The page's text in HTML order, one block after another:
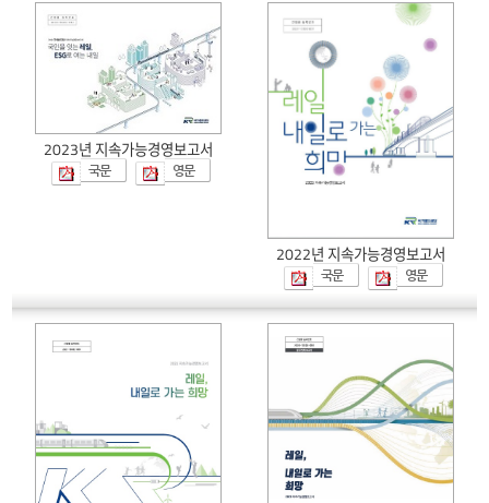
2023년 지속가능경영보고서
국문 영문
2022년 지속가능경영보고서
국문 영문